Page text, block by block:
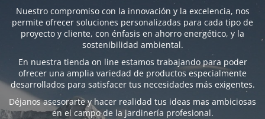
Nuestro compromiso con la innovación y la excelencia, nos
permite ofrecer soluciones personalizadas para cada tipo de
proyecto y cliente, con énfasis en ahorro energético, y la
sostenibilidad ambiental.
En nuestra tienda on line estamos trabajando para poder
ofrecer una amplia variedad de productos especialmente
desarrollados para satisfacer tus necesidades más exigentes.
Déjanos asesorarte y hacer realidad tus ideas mas ambiciosas
en el campo de la jardinería profesional.